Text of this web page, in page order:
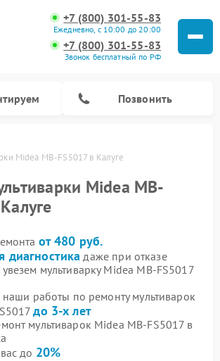
+7 (800) 301-55-83
Ежедневно, с 10:00 до 20:00
+7 (800) 301-55-83
Звонок бесплатный по РФ
Позвонить
Midea MB-FS5017 в Калуге
Midea MB-
от 480 руб.
диагностика даже при отказе
мультиварку Midea MB-FS5017
наши работы по ремонту мультиварок
до 3-х лет
мультиварок Midea MB-FS5017 в
до 20%